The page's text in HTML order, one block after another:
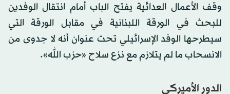
وقف الأعمال العدائية يفتح الباب أمام انتقال الوفدين
للبحث في الورقة اللبنانية في مقابل الورقة التي
سيطرحها الوفد الإسرائيلي تحت عنوان أنه لا جدوى من
الانسحاب ما لم يتلازم مع نزع سلاح «حزب الله».
الدور الأميركي